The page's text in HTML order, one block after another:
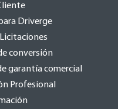
Driverge
conversión
garantía comercial
Profesional